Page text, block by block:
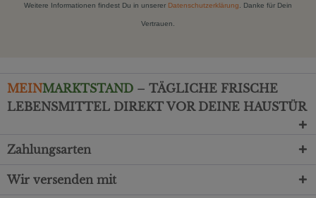
Weitere Informationen findest Du in unserer Datenschutzerklärung . Danke für Dein
Vertrauen.
MEINMARKTSTAND – TÄGLICHE FRISCHE
LEBENSMITTEL DIREKT VOR DEINE HAUSTÜR
Zahlungsarten
Wir versenden mit